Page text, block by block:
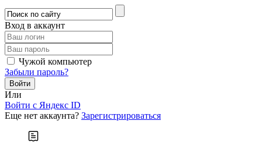
Вход в аккаунт
Чужой компьютер
Забыли пароль?
Или
Войти c Яндекс ID
Еще нет аккаунта? Зарегистрироваться